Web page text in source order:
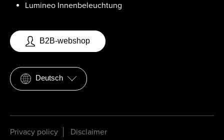
Lumineo Innenbeleuchtung
B2B-webshop
Deutsch
Privacy policy Disclaimer